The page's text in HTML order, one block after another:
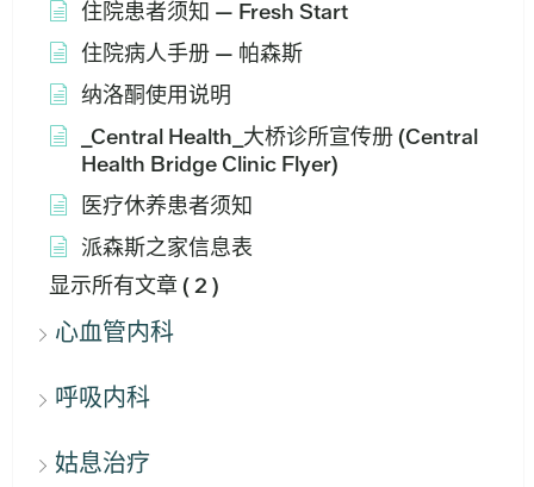
住院患者须知 — Fresh Start
住院病人手册 — 帕森斯
纳洛酮使用说明
_Central Health_大桥诊所宣传册 (Central
Health Bridge Clinic Flyer)
医疗休养患者须知
派森斯之家信息表
显示所有文章 ( 2 )
心血管内科
呼吸内科
姑息治疗